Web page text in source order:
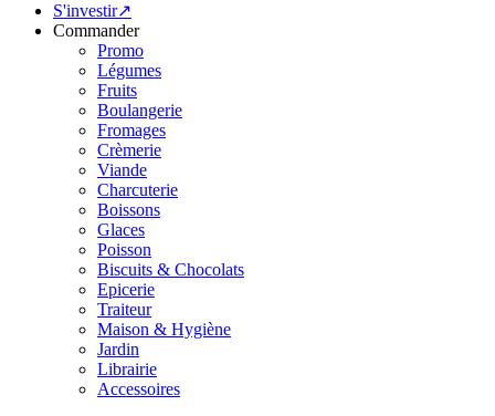
S'investir↗
Commander
Promo
Légumes
Fruits
Boulangerie
Fromages
Crèmerie
Viande
Charcuterie
Boissons
Glaces
Poisson
Biscuits & Chocolats
Epicerie
Traiteur
Maison & Hygiène
Jardin
Librairie
Accessoires